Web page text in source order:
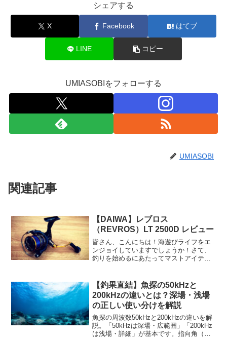
シェアする
X Facebook はてブ
LINE コピー
UMIASOBIをフォローする
UMIASOBI
関連記事
【DAIWA】レブロス
（REVROS）LT 2500D レビュー
皆さん、こんにちは！海遊びライフをエ
ンジョイしていますでしょうか！さて、
釣りを始めるにあたってマストアイテム
ね。そこで今回はオススメリール
「DAIWA レブロス（REVR...
【釣果直結】魚探の50kHzと
200kHzの違いとは？深場・浅場
の正しい使い分けを解説
魚探の周波数50kHzと200kHzの違いを解
説。「50kHzは深場・広範囲」「200kHz
は浅場・詳細」が基本です。指向角（探